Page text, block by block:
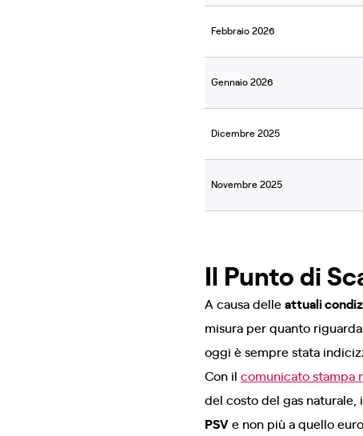
Febbraio 2026
Gennaio 2026
Dicembre 2025
Novembre 2025
Il Punto di
A causa delleattuali
misura per quanto
oggi è sempre stata
Con il comunicato stampa
del costo del gas
PSVe non più a quello